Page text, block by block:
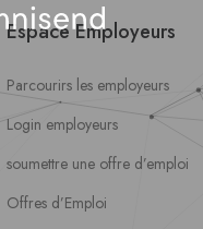
Espace Employeurs
Parcourirs les employeurs
Login employeurs
soumettre une offre d’emploi
Offres d’Emploi